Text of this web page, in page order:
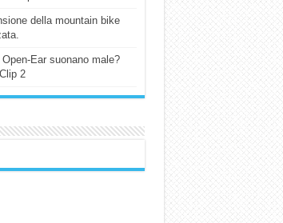
della mountain bike
Ear suonano male?
2